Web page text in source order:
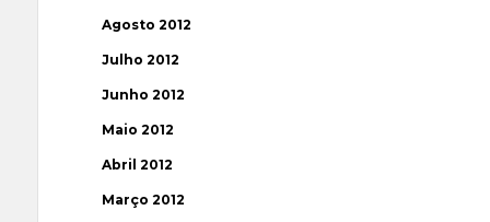
Agosto 2012
Julho 2012
Junho 2012
Maio 2012
Abril 2012
Março 2012